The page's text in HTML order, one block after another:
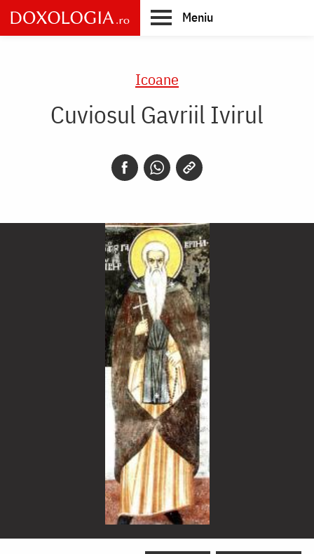
Skip
to
main
Meniu
Icoane
Cuviosul Gavriil Ivirul
Cuviosul